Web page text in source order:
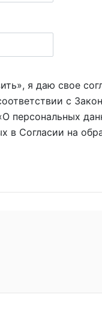
я даю свое
с
персональных
в Согласии на